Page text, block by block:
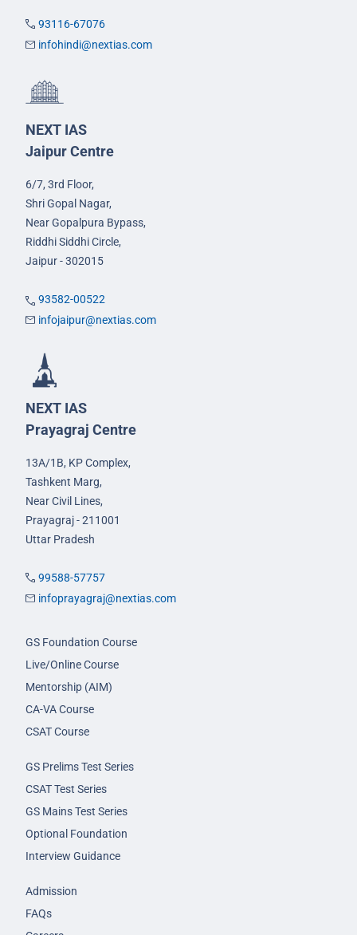
93116-67076
infohindi@nextias.com
NEXT IAS
Jaipur Centre
6/7, 3rd Floor,
Shri Gopal Nagar,
Near Gopalpura Bypass,
Riddhi Siddhi Circle,
Jaipur - 302015
93582-00522
infojaipur@nextias.com
NEXT IAS
Prayagraj Centre
13A/1B, KP Complex,
Tashkent Marg,
Near Civil Lines,
Prayagraj - 211001
Uttar Pradesh
99588-57757
infoprayagraj@nextias.com
GS Foundation Course
Live/Online Course
Mentorship (AIM)
CA-VA Course
CSAT Course
GS Prelims Test Series
CSAT Test Series
GS Mains Test Series
Optional Foundation
Interview Guidance
Admission
FAQs